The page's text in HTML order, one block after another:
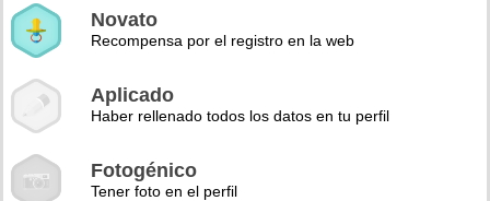
Novato
Recompensa por el registro en la web
Aplicado
Haber rellenado todos los datos en tu perfil
Fotogénico
Tener foto en el perfil